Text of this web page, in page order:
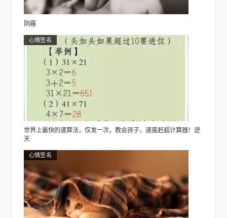
阴霾
心情签名
世界上最快的速算法，仅发一次，教会孩子，速度赶超计算器！逆
天
心情签名